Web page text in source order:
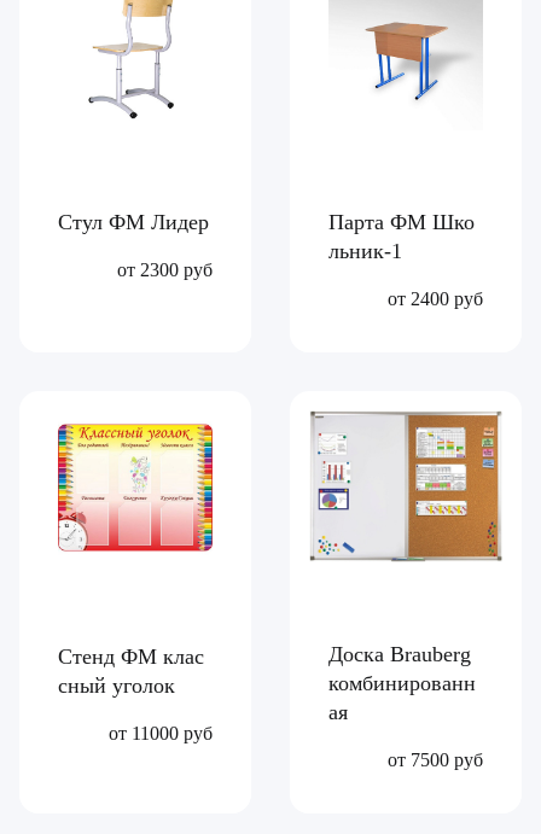
Стул ФМ Лидер
от 2300 руб
Парта ФМ Шко
льник-1
от 2400 руб
Стенд ФМ клас
сный уголок
от 11000 руб
Доска Brauberg
комбинированн
ая
от 7500 руб